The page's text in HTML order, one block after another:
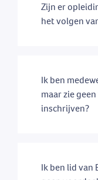
Zijn er
het volgen
Ik ben
maar zie
inschrijven?
Ik ben lid van